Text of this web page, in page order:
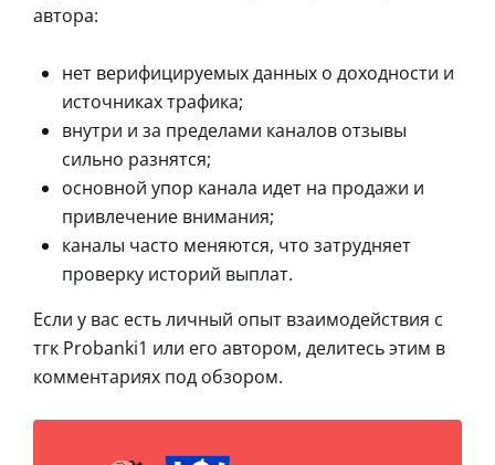
автора:
нет верифицируемых данных о доходности и
источниках трафика;
внутри и за пределами каналов отзывы
сильно разнятся;
основной упор канала идет на продажи и
привлечение внимания;
каналы часто меняются, что затрудняет
проверку историй выплат.
Если у вас есть личный опыт взаимодействия с
тгк Probanki1 или его автором, делитесь этим в
комментариях под обзором.